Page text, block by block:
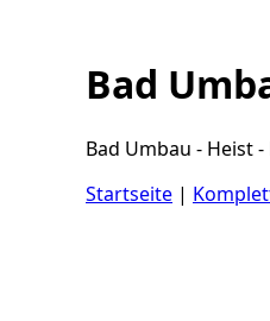
Bad
Bad Umbau - Heist
Startseite |